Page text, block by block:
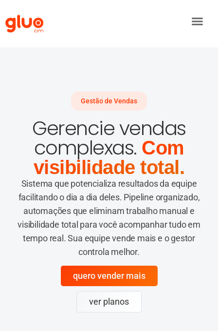
Gestão de Vendas
Gerencie vendas
complexas. Com
visibilidade total.
Sistema que potencializa resultados da equipe
facilitando o dia a dia deles. Pipeline organizado,
automações que eliminam trabalho manual e
visibilidade total para você acompanhar tudo em
tempo real. Sua equipe vende mais e o gestor
controla melhor.
quero vender mais
ver planos